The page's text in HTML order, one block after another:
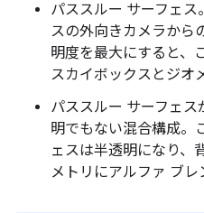
パススルー サーフェ
スの外向きカメラから
明度を最大にすると、
スカイボックスとジオ
パススルー サーフェ
明でもない混合構成。
ェスは半透明になり、
メトリにアルファ ブレ